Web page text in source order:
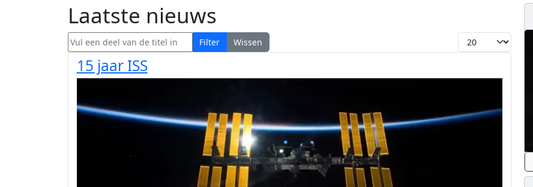
Laatste nieuws
Vul een deel van de titel in Filter Wissen Toon #
15 jaar ISS